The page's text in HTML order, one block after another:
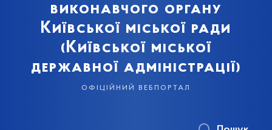
виконавчого органу
Київської міської ради
(Київської міської
державної адміністрації)
офіційний вебпортал